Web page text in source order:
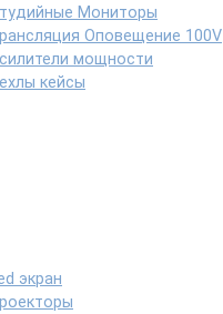
Мониторы
Оповещение 100V
мощности
кейсы
экран